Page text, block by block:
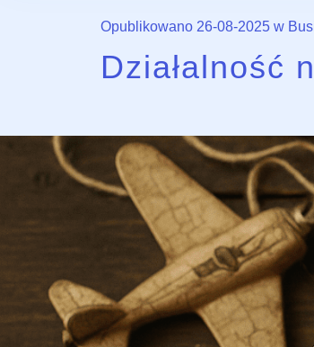
Opublikowano 26-08-2025 w
Działalność